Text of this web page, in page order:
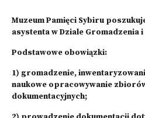
Muzeum Pamięci Sybiru
asystenta w Dziale
Podstawowe obowiązki:
1) gromadzenie,
naukowe opracowywanie
dokumentacyjnych;